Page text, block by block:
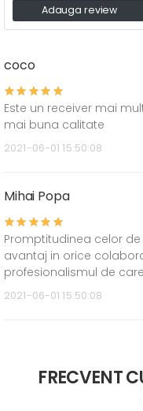
Adauga review
coco
Este un receiver mai
mai buna calitate
2021-06-01 15:50:08
Mihai Popa
Promptitudinea celor
avantaj in orice
profesionalismul de
2021-06-01 15:50:08
FRECVENT